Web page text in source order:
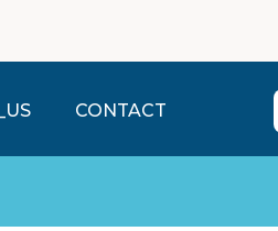
CONTACT